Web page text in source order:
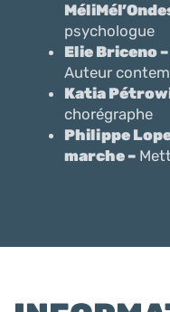
psychologue
Elie Briceno
Auteur
Katia
chorégraphe
Philippe
marche –